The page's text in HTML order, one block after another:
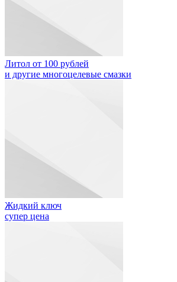
Литол от 100 рублей
и другие многоцелевые смазки
Жидкий ключ
супер цена